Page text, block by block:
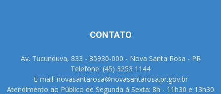
CONTATO
Av. Tucunduva, 833 - 85930-000 - Nova Santa Rosa - PR
Telefone: (45) 3253 1144
E-mail: novasantarosa@novasantarosa.pr.gov.br
Atendimento ao Público de Segunda à Sexta: 8h - 11h30 e 13h30